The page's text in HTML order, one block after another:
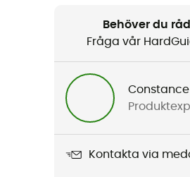
Coefficient Fleece Hoody
Använd teknologi
Polartec® Power Dry
Behöver du
Fråga vår
Constance
Kontakta via